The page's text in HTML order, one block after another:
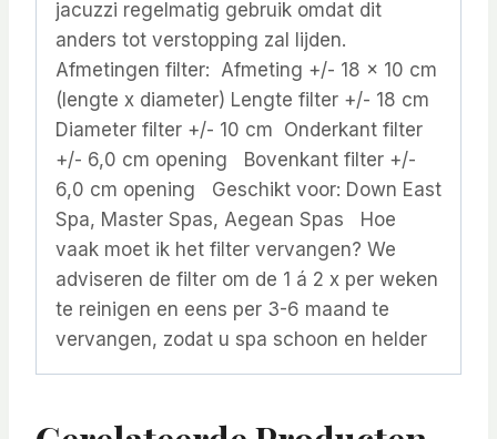
jacuzzi regelmatig gebruik omdat dit
anders tot verstopping zal lijden.
Afmetingen filter: Afmeting +/- 18 x 10 cm
(lengte x diameter) Lengte filter +/- 18 cm
Diameter filter +/- 10 cm Onderkant filter
+/- 6,0 cm opening Bovenkant filter +/-
6,0 cm opening Geschikt voor: Down East
Spa, Master Spas, Aegean Spas Hoe
vaak moet ik het filter vervangen? We
adviseren de filter om de 1 á 2 x per weken
te reinigen en eens per 3-6 maand te
vervangen, zodat u spa schoon en helder